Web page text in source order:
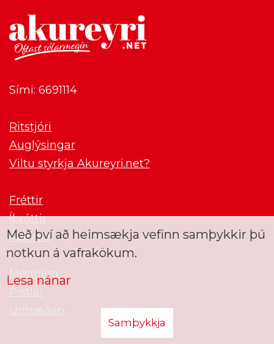
Sími: 6691114
Ritstjóri
Auglýsingar
Viltu styrkja Akureyri.net?
Fréttir
Íþróttir
Mannlíf
Menning
Pistlar
Umræðan
Með því að heimsækja vefinn samþykkir þú
notkun á vafrakökum.
Lesa nánar
Samþykkja